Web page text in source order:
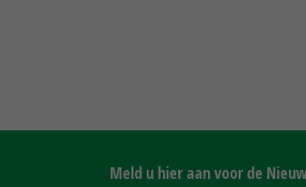
Meld u hier aan voor de